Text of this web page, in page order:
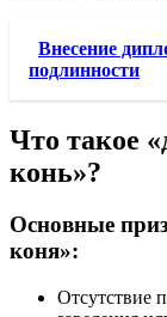
Внесение
подлинности
Что такое
конь»?
Основные
коня»:
Отсутствие